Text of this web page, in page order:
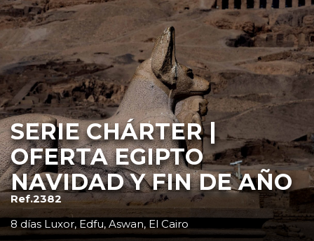
SERIE CHÁRTER |
OFERTA EGIPTO
NAVIDAD Y FIN DE AÑO
Ref.2382
8 días Luxor, Edfu, Aswan, El Cairo